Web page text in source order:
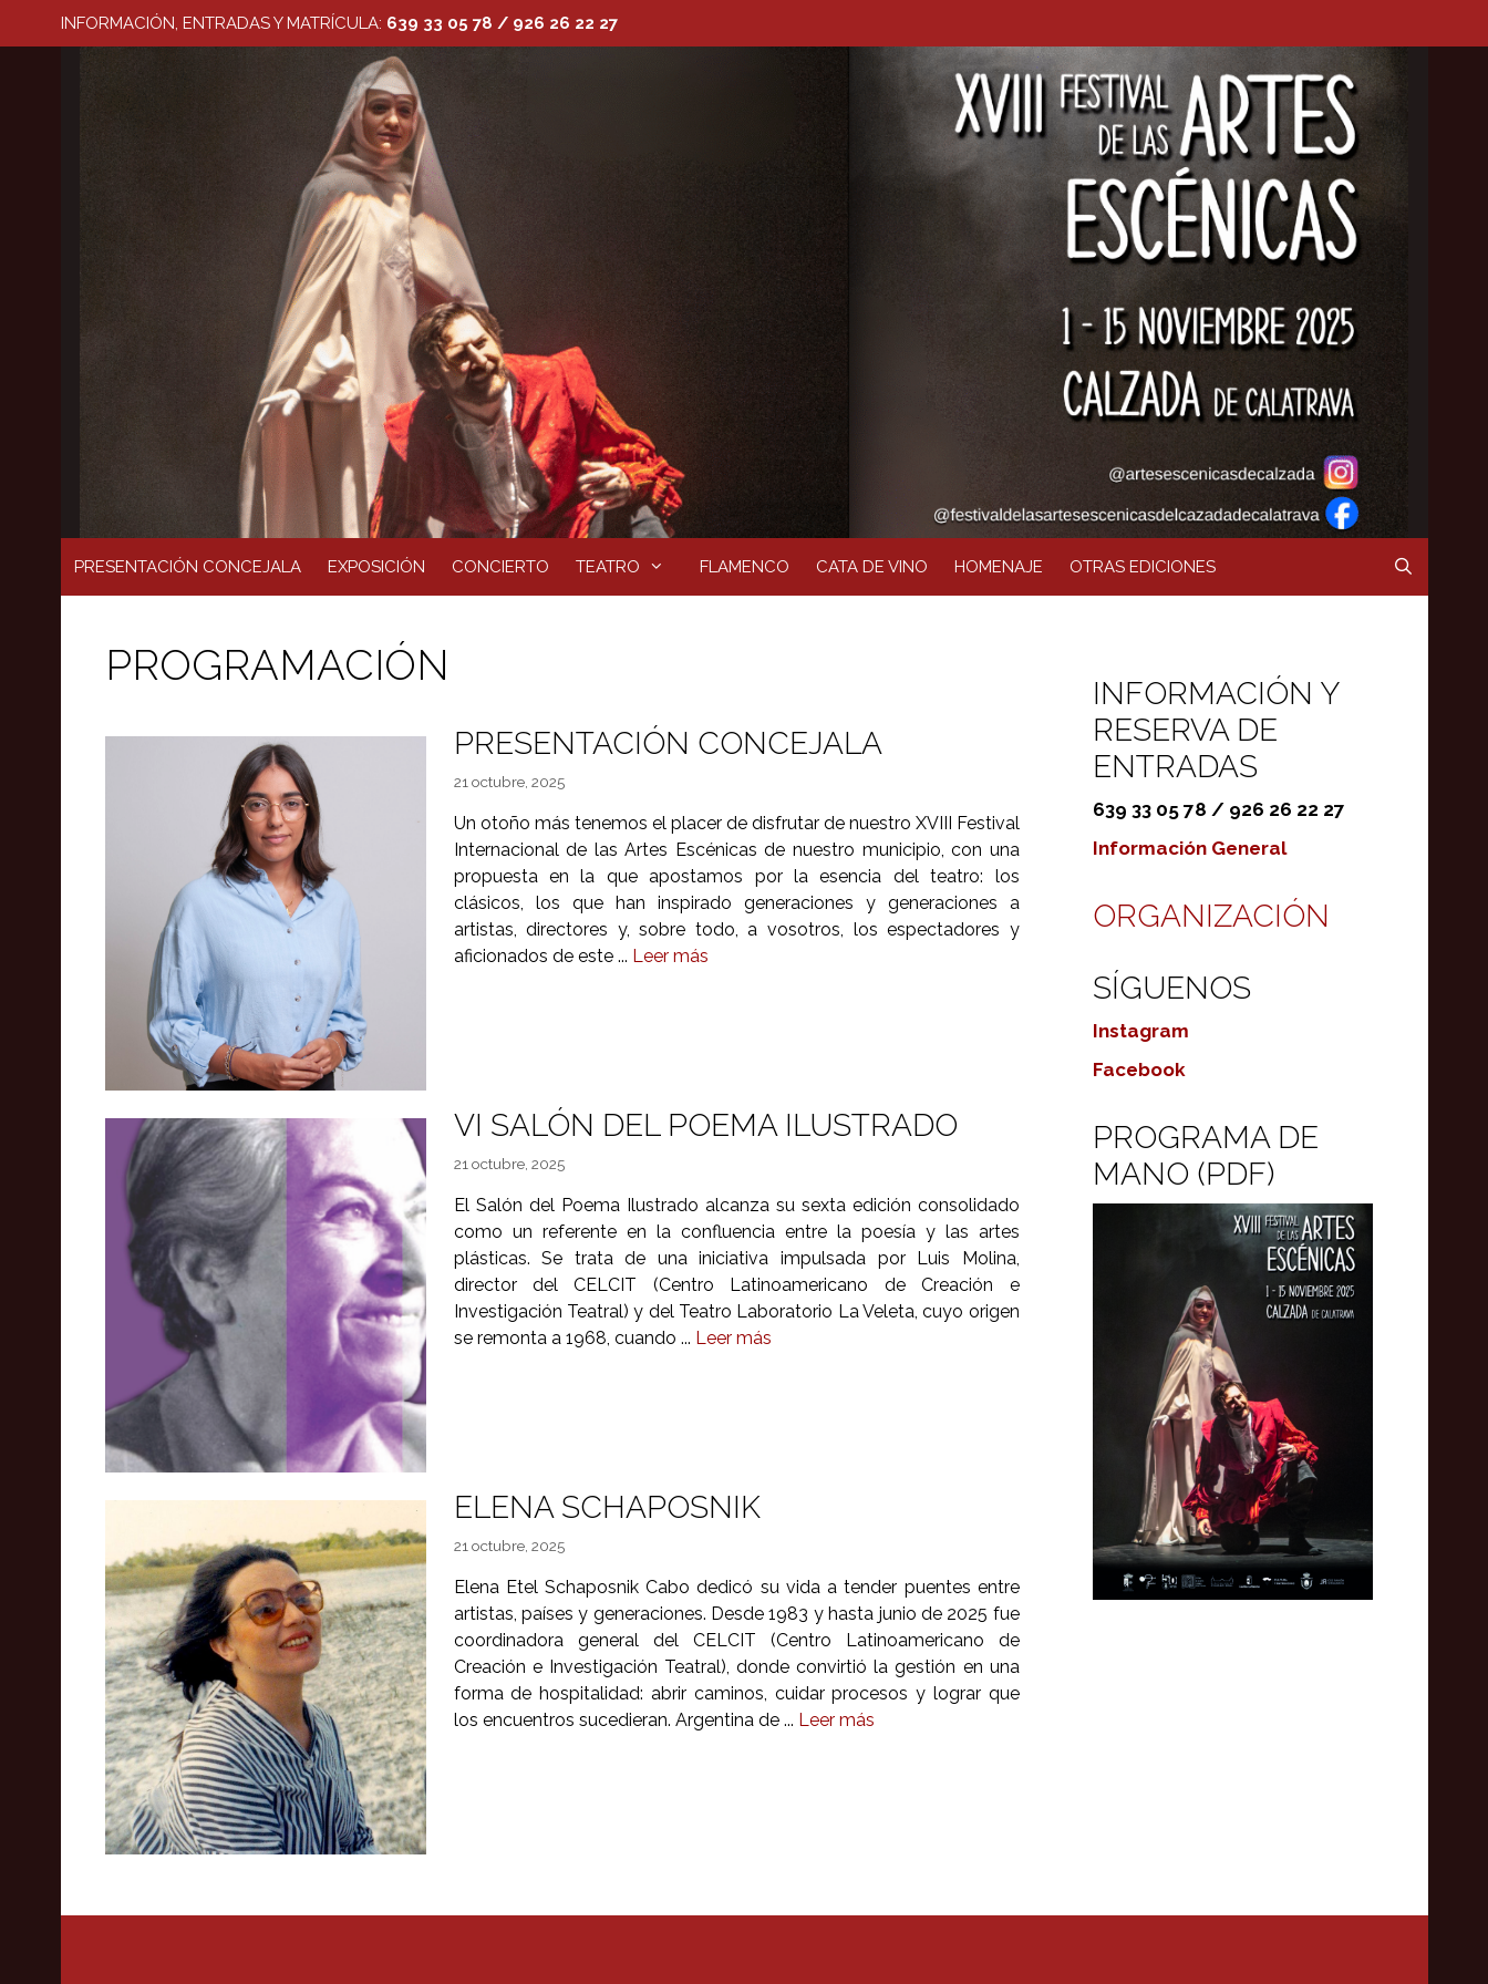
INFORMACIÓN, ENTRADAS Y MATRÍCULA: 639 33 05 78 / 926 26 22 27
PRESENTACIÓN CONCEJALA EXPOSICIÓN CONCIERTO TEATRO FLAMENCO CATA DE VINO HOMENAJE OTRAS EDICIONES
PROGRAMACIÓN
PRESENTACIÓN CONCEJALA
21 octubre, 2025
Un otoño más tenemos el placer de disfrutar de nuestro XVIII Festival
Internacional de las Artes Escénicas de nuestro municipio, con una
propuesta en la que apostamos por la esencia del teatro: los
clásicos, los que han inspirado generaciones y generaciones a
artistas, directores y, sobre todo, a vosotros, los espectadores y
aficionados de este ... Leer más
VI SALÓN DEL POEMA ILUSTRADO
21 octubre, 2025
El Salón del Poema Ilustrado alcanza su sexta edición consolidado
como un referente en la confluencia entre la poesía y las artes
plásticas. Se trata de una iniciativa impulsada por Luis Molina,
director del CELCIT (Centro Latinoamericano de Creación e
Investigación Teatral) y del Teatro Laboratorio La Veleta, cuyo origen
se remonta a 1968, cuando ... Leer más
ELENA SCHAPOSNIK
21 octubre, 2025
Elena Etel Schaposnik Cabo dedicó su vida a tender puentes entre
artistas, países y generaciones. Desde 1983 y hasta junio de 2025 fue
coordinadora general del CELCIT (Centro Latinoamericano de
Creación e Investigación Teatral), donde convirtió la gestión en una
forma de hospitalidad: abrir caminos, cuidar procesos y lograr que
los encuentros sucedieran. Argentina de ... Leer más
INFORMACIÓN Y
RESERVA DE
ENTRADAS
639 33 05 78 / 926 26 22 27
Información General
ORGANIZACIÓN
SÍGUENOS
Instagram
Facebook
PROGRAMA DE
MANO (PDF)